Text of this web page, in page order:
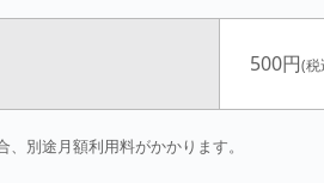
500円(税
別途月額利用料がかかります。